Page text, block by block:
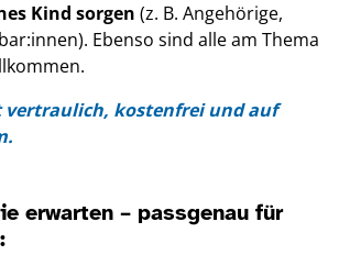
Kind sorgen (z. B. Angehörige,
Ebenso sind alle am Thema
vertraulich, kostenfrei und auf
erwarten – passgenau für